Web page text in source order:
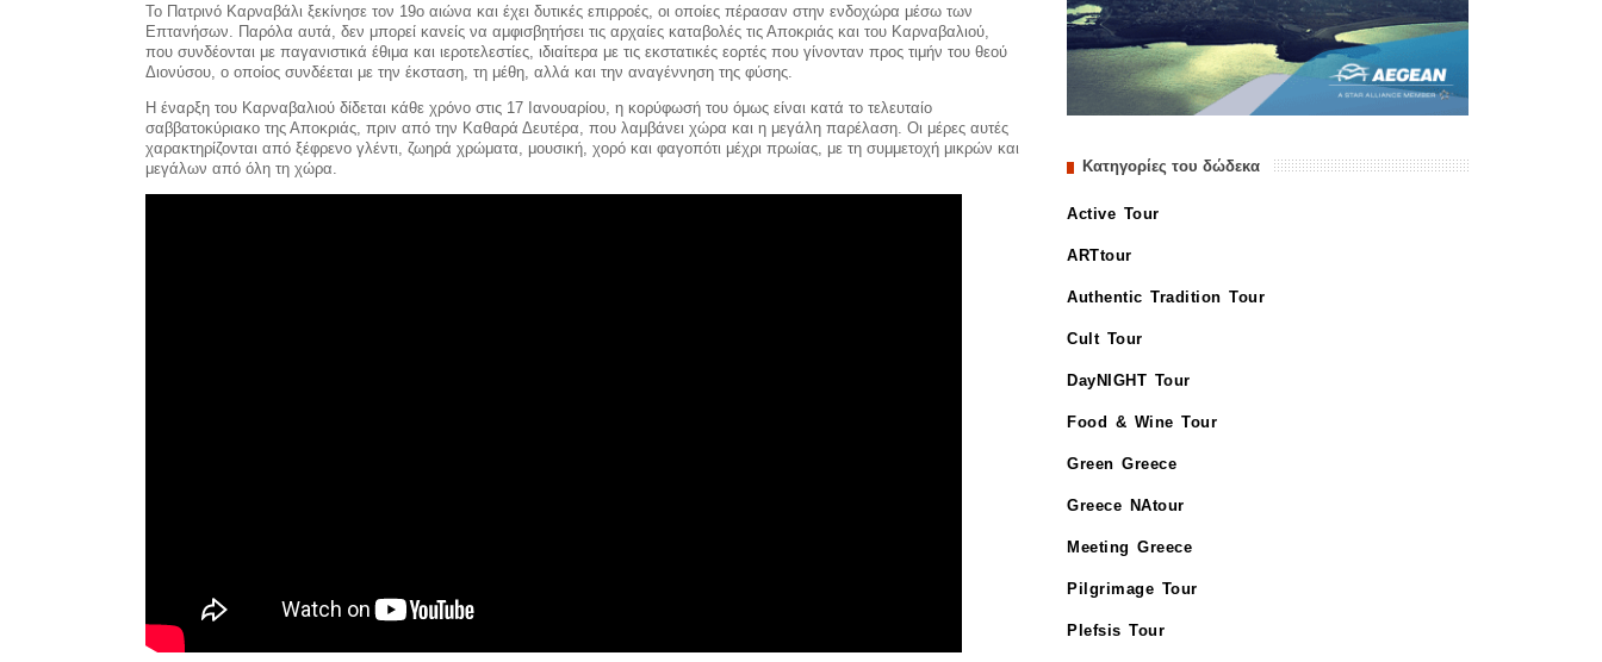
Το Πατρινό Καρναβάλι ξεκίνησε τον 19ο αιώνα και έχει δυτικές επιρροές, οι οποίες πέρασαν στην ενδοχώρα μέσω των
Επτανήσων. Παρόλα αυτά, δεν μπορεί κανείς να αμφισβητήσει τις αρχαίες καταβολές τις Αποκριάς και του Καρναβαλιού,
που συνδέονται με παγανιστικά έθιμα και ιεροτελεστίες, ιδιαίτερα με τις εκστατικές εορτές που γίνονταν προς τιμήν του θεού
Διονύσου, ο οποίος συνδέεται με την έκσταση, τη μέθη, αλλά και την αναγέννηση της φύσης.
Η έναρξη του Καρναβαλιού δίδεται κάθε χρόνο στις 17 Ιανουαρίου, η κορύφωσή του όμως είναι κατά το τελευταίο
σαββατοκύριακο της Αποκριάς, πριν από την Καθαρά Δευτέρα, που λαμβάνει χώρα και η μεγάλη παρέλαση. Οι μέρες αυτές
χαρακτηρίζονται από ξέφρενο γλέντι, ζωηρά χρώματα, μουσική, χορό και φαγοπότι μέχρι πρωίας, με τη συμμετοχή μικρών και
μεγάλων από όλη τη χώρα.
Κατηγορίες του δώδεκα
Active Tour
ARTtour
Authentic Tradition Tour
Cult Tour
DayNIGHT Tour
Food & Wine Tour
Green Greece
Greece NAtour
Meeting Greece
Pilgrimage Tour
Plefsis Tour